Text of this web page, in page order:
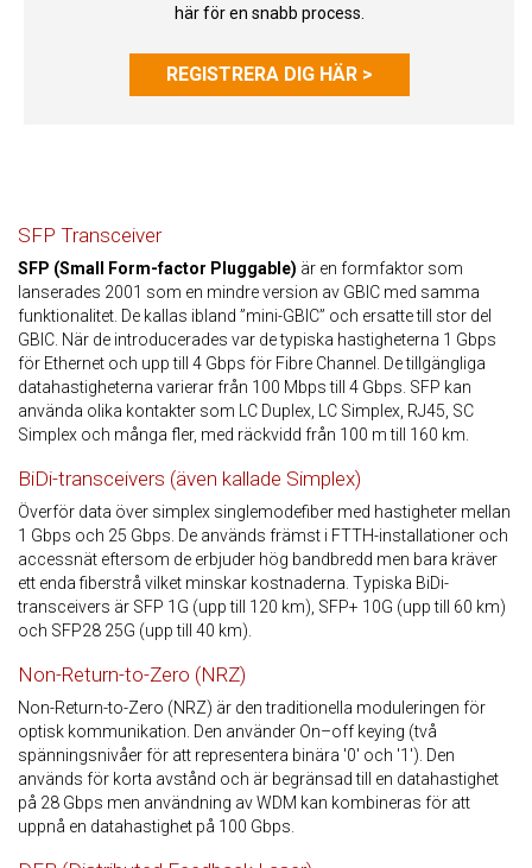
här för en snabb process.
REGISTRERA DIG HÄR >
SFP Transceiver
SFP (Small Form-factor Pluggable) är en formfaktor som
lanserades 2001 som en mindre version av GBIC med samma
funktionalitet. De kallas ibland ”mini-GBIC” och ersatte till stor del
GBIC. När de introducerades var de typiska hastigheterna 1 Gbps
för Ethernet och upp till 4 Gbps för Fibre Channel. De tillgängliga
datahastigheterna varierar från 100 Mbps till 4 Gbps. SFP kan
använda olika kontakter som LC Duplex, LC Simplex, RJ45, SC
Simplex och många fler, med räckvidd från 100 m till 160 km.
BiDi-transceivers (även kallade Simplex)
Överför data över simplex singlemodefiber med hastigheter mellan
1 Gbps och 25 Gbps. De används främst i FTTH-installationer och
accessnät eftersom de erbjuder hög bandbredd men bara kräver
ett enda fiberstrå vilket minskar kostnaderna. Typiska BiDi-
transceivers är SFP 1G (upp till 120 km), SFP+ 10G (upp till 60 km)
och SFP28 25G (upp till 40 km).
Non-Return-to-Zero (NRZ)
Non-Return-to-Zero (NRZ) är den traditionella moduleringen för
optisk kommunikation. Den använder On–off keying (två
spänningsnivåer för att representera binära '0' och '1'). Den
används för korta avstånd och är begränsad till en datahastighet
på 28 Gbps men användning av WDM kan kombineras för att
uppnå en datahastighet på 100 Gbps.